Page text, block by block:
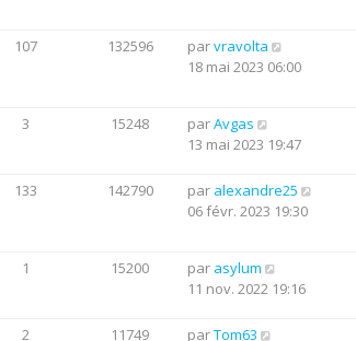
107 132596 parvravolta
18 mai 2023 06:00
3 15248 parAvgas
13 mai 2023 19:47
133 142790 par alexandre25
06 févr. 2023 19:30
1 15200 par asylum
11 nov. 2022 19:16
2 11749 parTom63